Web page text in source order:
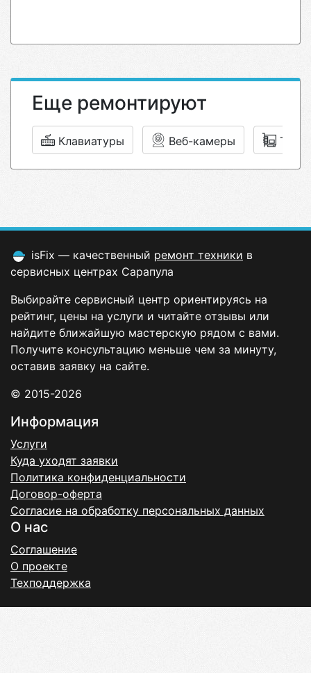
Еще ремонтируют
Клавиатуры Веб-камеры ТВ-
isFix — качественный ремонт техники в
сервисных центрах Сарапула
Выбирайте сервисный центр ориентируясь на
рейтинг, цены на услуги и читайте отзывы или
найдите ближайшую мастерскую рядом с вами.
Получите консультацию меньше чем за минуту,
оставив заявку на сайте.
© 2015-2026
Информация
Услуги
Куда уходят заявки
Политика конфиденциальности
Договор-оферта
Согласие на обработку персональных данных
О нас
Соглашение
О проекте
Техподдержка